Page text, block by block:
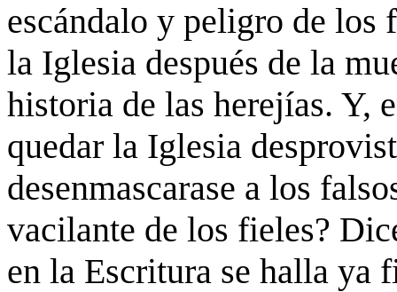
escándalo y peligro de los
la Iglesia después de la
historia de las herejías. Y,
quedar la Iglesia
desenmascarase a los
vacilante de los fieles?
en la Escritura se halla ya